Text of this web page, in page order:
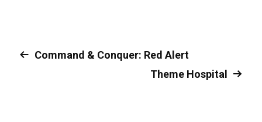
Command & Conquer: Red Alert
Theme Hospital